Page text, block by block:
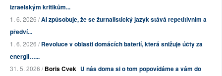
izraelským kritikům...
1. 6. 2026 /AI způsobuje, že se žurnalistický jazyk stává repetitivním a
předví...
1. 6. 2026 /Revoluce v oblasti domácích baterií, která snižuje účty za
energii…...
31. 5. 2026 /Boris Cvek U nás doma si o tom popovídáme a vám do